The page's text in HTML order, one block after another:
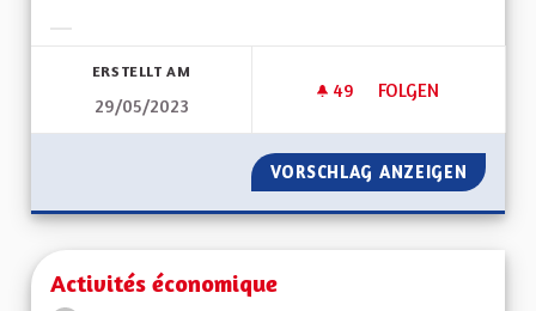
ERSTELLT AM
29/05/2023
49 49 FOLLOWER
FOLGEN
ATOUTS ET
VORSCHLAG ANZEIGEN
Activités économique